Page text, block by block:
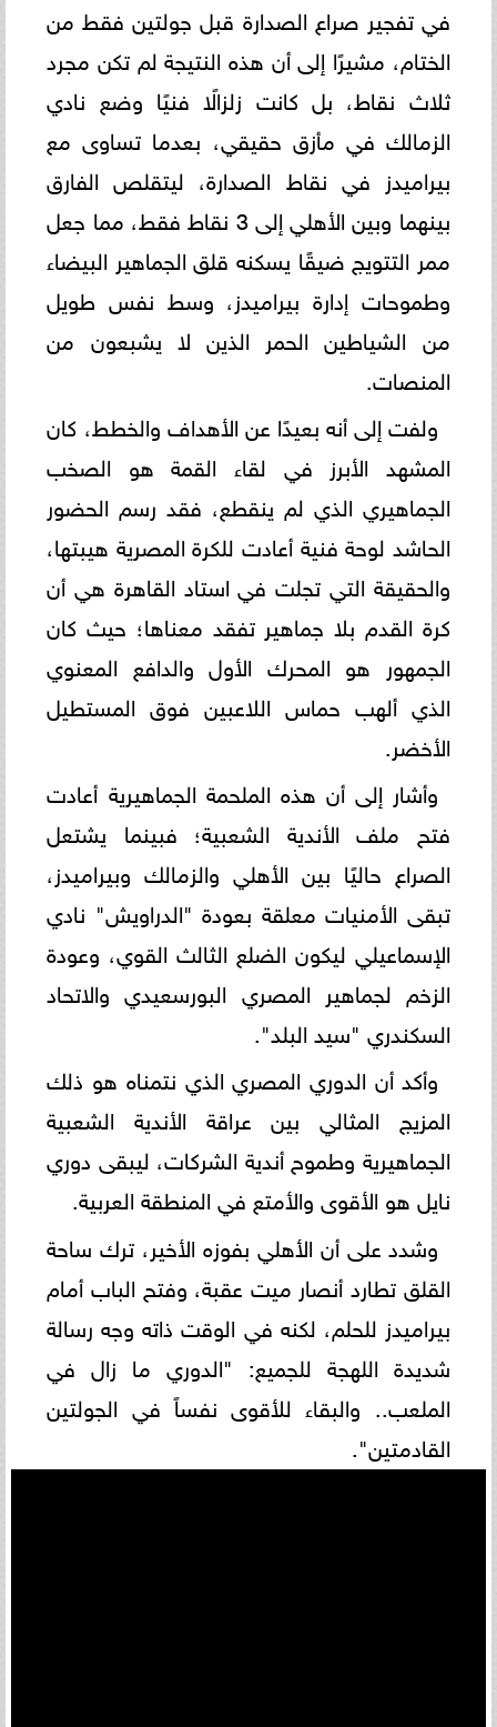
في تفجير صراع الصدارة قبل جولتين فقط من
الختام، مشيرًا إلى أن هذه النتيجة لم تكن مجرد
ثلاث نقاط، بل كانت زلزالًا فنيًا وضع نادي
الزمالك في مأزق حقيقي، بعدما تساوى مع
بيراميدز في نقاط الصدارة، ليتقلص الفارق
بينهما وبين الأهلي إلى 3 نقاط فقط، مما جعل
ممر التتويج ضيقًا يسكنه قلق الجماهير البيضاء
وطموحات إدارة بيراميدز، وسط نفس طويل
من الشياطين الحمر الذين لا يشبعون من
المنصات.
ولفت إلى أنه بعيدًا عن الأهداف والخطط، كان
المشهد الأبرز في لقاء القمة هو الصخب
الجماهيري الذي لم ينقطع، فقد رسم الحضور
الحاشد لوحة فنية أعادت للكرة المصرية هيبتها،
والحقيقة التي تجلت في استاد القاهرة هي أن
كرة القدم بلا جماهير تفقد معناها؛ حيث كان
الجمهور هو المحرك الأول والدافع المعنوي
الذي ألهب حماس اللاعبين فوق المستطيل
الأخضر.
وأشار إلى أن هذه الملحمة الجماهيرية أعادت
فتح ملف الأندية الشعبية؛ فبينما يشتعل
الصراع حاليًا بين الأهلي والزمالك وبيراميدز،
تبقى الأمنيات معلقة بعودة "الدراويش" نادي
الإسماعيلي ليكون الضلع الثالث القوي، وعودة
الزخم لجماهير المصري البورسعيدي والاتحاد
السكندري "سيد البلد".
وأكد أن الدوري المصري الذي نتمناه هو ذلك
المزيج المثالي بين عراقة الأندية الشعبية
الجماهيرية وطموح أندية الشركات، ليبقى دوري
نايل هو الأقوى والأمتع في المنطقة العربية.
وشدد على أن الأهلي بفوزه الأخير، ترك ساحة
القلق تطارد أنصار ميت عقبة، وفتح الباب أمام
بيراميدز للحلم، لكنه في الوقت ذاته وجه رسالة
شديدة اللهجة للجميع: "الدوري ما زال في
الملعب.. والبقاء للأقوى نفساً في الجولتين
القادمتين".